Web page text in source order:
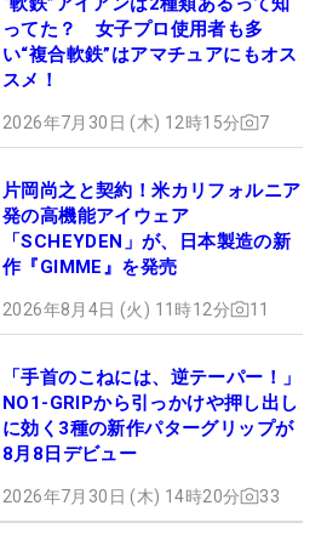
ってた？ 女子プロ使用者も多
い“複合軟鉄”はアマチュアにもオス
スメ！
2026年7月30日 (木) 12時15分 7
片岡尚之と契約！米カリフォルニア
発の高機能アイウェア
「SCHEYDEN」が、日本製造の新
作『GIMME』を発売
2026年8月4日 (火) 11時12分 11
「手首のこねには、逆テーパー！」
NO1-GRIPから引っかけや押し出し
に効く3種の新作パターグリップが
8月8日デビュー
2026年7月30日 (木) 14時20分 33